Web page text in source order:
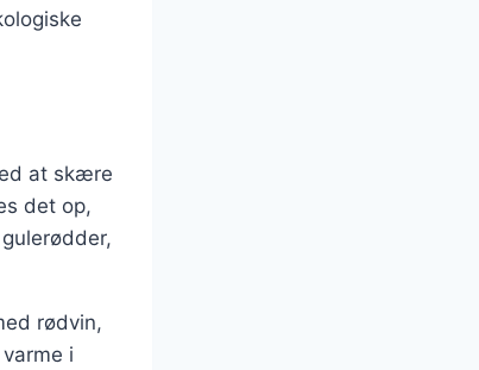
at skære
det op,
rødvin,
i